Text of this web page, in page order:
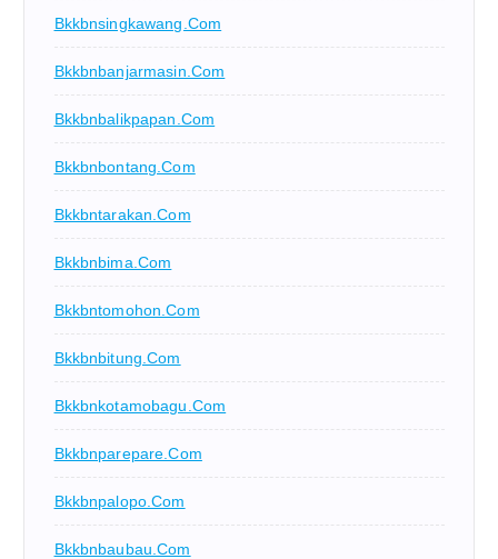
Bkkbnsingkawang.com
Bkkbnbanjarmasin.com
Bkkbnbalikpapan.com
Bkkbnbontang.com
Bkkbntarakan.com
Bkkbnbima.com
Bkkbntomohon.com
Bkkbnbitung.com
Bkkbnkotamobagu.com
Bkkbnparepare.com
Bkkbnpalopo.com
Bkkbnbaubau.com